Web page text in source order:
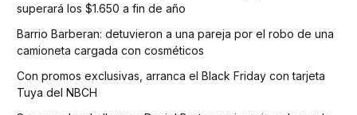
superará los $1.650 a fin de año
Barrio Barberan: detuvieron a una pareja por el robo de una
camioneta cargada con cosméticos
Con promos exclusivas, arranca el Black Friday con tarjeta
Tuya del NBCH